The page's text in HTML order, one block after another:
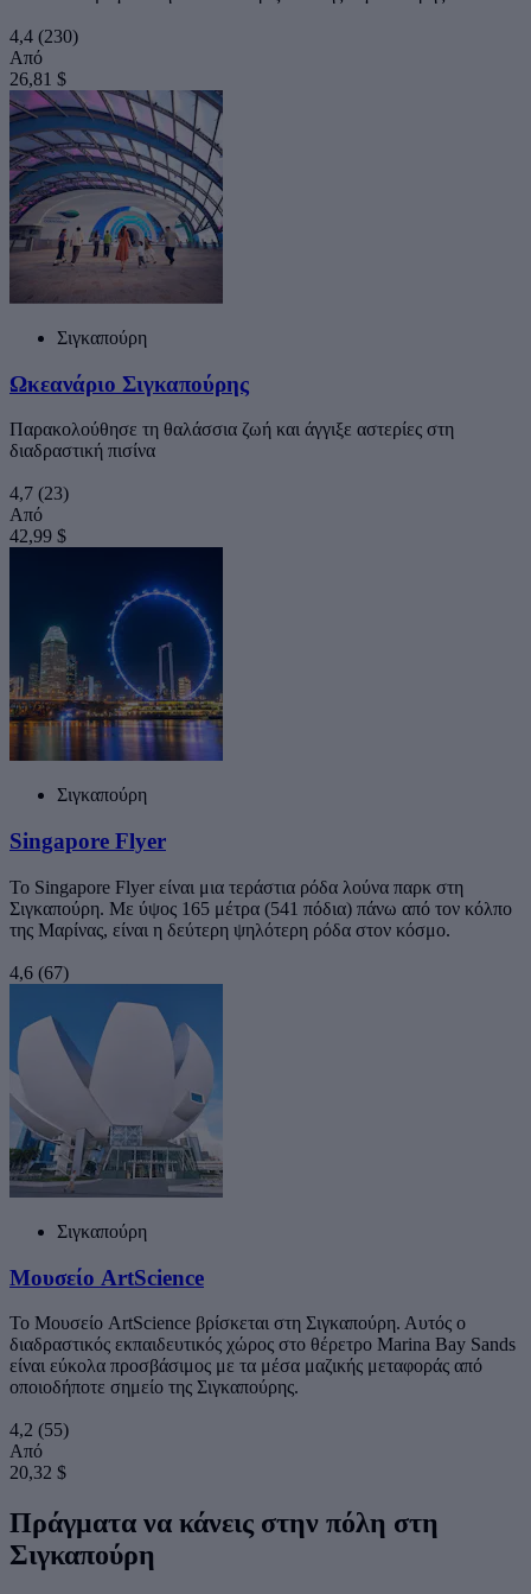
4,4 (230)
Από
26,81 $
Σιγκαπούρη
Ωκεανάριο Σιγκαπούρης
Παρακολούθησε τη θαλάσσια ζωή και άγγιξε αστερίες στη
διαδραστική πισίνα
4,7 (23)
Από
42,99 $
Σιγκαπούρη
Singapore Flyer
Το Singapore Flyer είναι μια τεράστια ρόδα λούνα παρκ στη
Σιγκαπούρη. Με ύψος 165 μέτρα (541 πόδια) πάνω από τον κόλπο
της Μαρίνας, είναι η δεύτερη ψηλότερη ρόδα στον κόσμο.
4,6 (67)
Σιγκαπούρη
Μουσείο ArtScience
Το Μουσείο ArtScience βρίσκεται στη Σιγκαπούρη. Αυτός ο
διαδραστικός εκπαιδευτικός χώρος στο θέρετρο Marina Bay Sands
είναι εύκολα προσβάσιμος με τα μέσα μαζικής μεταφοράς από
οποιοδήποτε σημείο της Σιγκαπούρης.
4,2 (55)
Από
20,32 $
Πράγματα να κάνεις στην πόλη στη
Σιγκαπούρη